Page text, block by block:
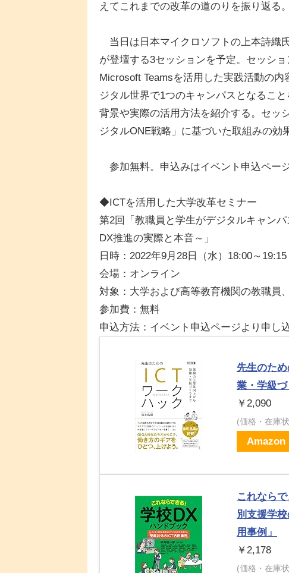
えてこれまでの改革の道のりを振り返る。
当日は日本マイクロソフトの上本詩織
が登壇する3セッションを予定。セッシ
Microsoft Teamsを活用した実践活動の
ジタル世界で1つのキャンパスとなるこ
背景や実際の活用方法を紹介する。セッ
ジタルONE戦略」に基づいた取組みの効
参加無料。申込みはイベント申込ペー
◆ICTを活用した大学改革セミナー
第2回「教職員と学生がデジタルキャン
DX推進の実際と本音～」
日時：2022年9月28日（水）18:00～19:15
会場：オンライン
対象：大学および高等教育機関の教職員
参加費：無料
申込方法：イベント申込ページより申し
先生のた
業・学級
￥2,090
(価格・在庫
Amazon
これなら
別支援学
用事例」
￥2,178
(価格・在庫